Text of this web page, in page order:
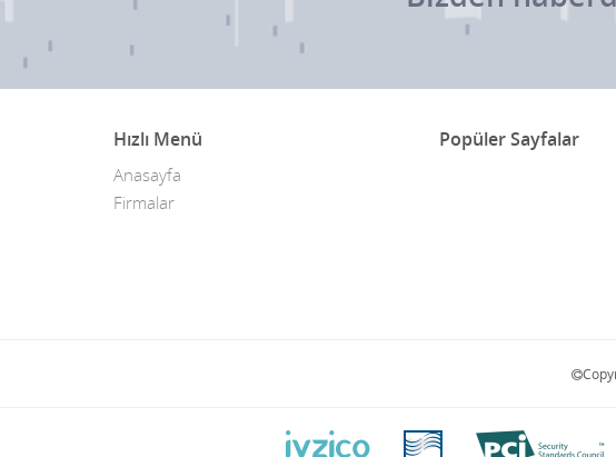
Hızlı Menü
Anasayfa
Firmalar
Popüler Sayfalar